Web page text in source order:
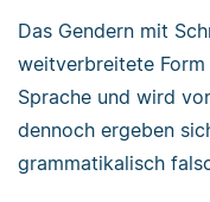
Das Gendern mit
weitverbreitete
Sprache und wird
dennoch ergeben
grammatikalisch